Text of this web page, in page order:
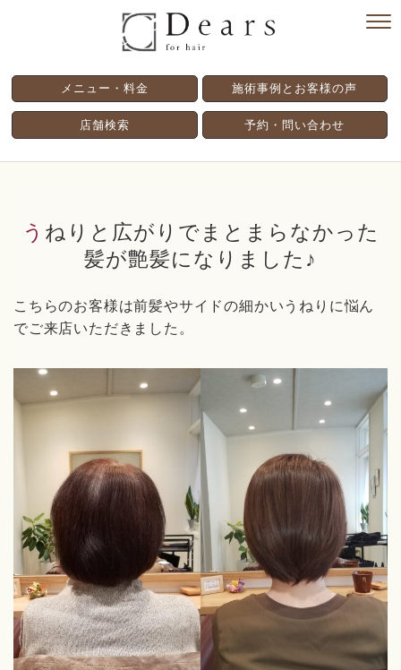
メニュー・料金 施術事例とお客様の声
店舗検索 予約・問い合わせ
うねりと広がりでまとまらなかった
髪が艶髪になりました♪
こちらのお客様は前髪やサイドの細かいうねりに悩ん
でご来店いただきました。